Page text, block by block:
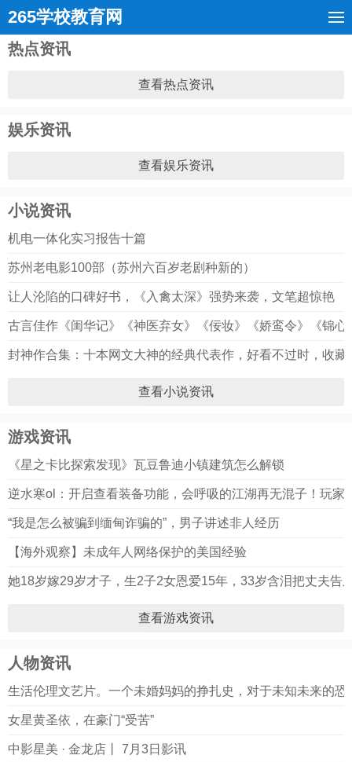
265学校教育网
热点资讯
查看热点资讯
娱乐资讯
查看娱乐资讯
小说资讯
机电一体化实习报告十篇
苏州老电影100部（苏州六百岁老剧种新的）
让人沦陷的口碑好书，《入禽太深》强势来袭，文笔超惊艳
古言佳作《闺华记》《神医弃女》《佞妆》《娇鸾令》《锦心
封神作合集：十本网文大神的经典代表作，好看不过时，收藏
查看小说资讯
游戏资讯
《星之卡比探索发现》瓦豆鲁迪小镇建筑怎么解锁
逆水寒ol：开启查看装备功能，会呼吸的江湖再无混子！玩家
“我是怎么被骗到缅甸诈骗的”，男子讲述非人经历
【海外观察】未成年人网络保护的美国经验
她18岁嫁29岁才子，生2子2女恩爱15年，33岁含泪把丈夫告
查看游戏资讯
人物资讯
生活伦理文艺片。一个未婚妈妈的挣扎史，对于未知未来的恐
女星黄圣依，在豪门“受苦”
中影星美 · 金龙店丨 7月3日影讯